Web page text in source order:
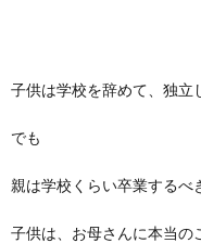
子供は学校を辞めて、独立
でも
親は学校くらい卒業するべ
子供は、お母さんに本当の